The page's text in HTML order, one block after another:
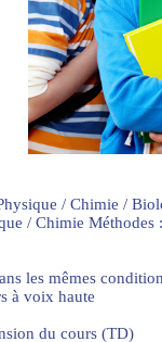
/ Chimie /
/ Chimie
les mêmes
à voix haute
du cours (TD)